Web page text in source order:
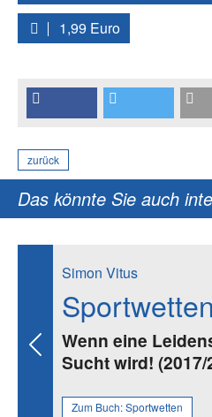
1,99 Euro
zurück
Das könnte Sie auch
Simon Vitus
Sportwetten
Wenn eine
Sucht wird! (2017/
Zum Buch:Sportwetten
Previous